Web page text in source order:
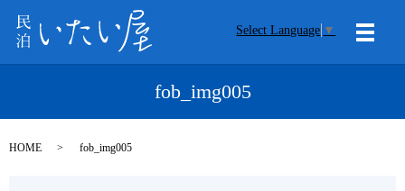
Select Language ▼
メニ
fob_img005
HOME fob_img005